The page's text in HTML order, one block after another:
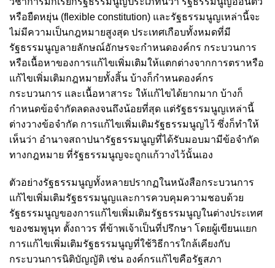
หรือยืดหยุ่น (flexible constitution) และรัฐธรรมนูญเหล่านี้จะ
ไม่มีความเป็นกฎหมายสูงสุด ประเทศเกือบทั้งหมดที่มี
รัฐธรรมนูญลายลักษณ์อักษรจะกำหนดองค์กร กระบวนการ
หรือเนื้อหาของการแก้ไขเพิ่มเติมให้แตกต่างจากการตราหรือ
แก้ไขเพิ่มเติมกฎหมายทั้งสิ้น บ้างก็กำหนดองค์กร
กระบวนการ และเนื้อหาสาระ ให้แก้ไขได้ยากมาก บ้างก็
กำหนดข้อจำกัดลดลงจนถึงน้อยที่สุด แต่รัฐธรรมนูญเหล่านี้
ต่างวางข้อจำกัด การแก้ไขเพิ่มเติมรัฐธรรมนูญไว้ ซึ่งก็ทำให้
เห็นว่า อำนาจสถาปนารัฐธรรมนูญที่ได้รับมอบมามีข้อจำกัด
ทางกฎหมาย ที่รัฐธรรมนูญจะถูกแก้วางไว้นั้นเอง
ตัวอย่างรัฐธรรมนูญทั้งหลายปรากฏในหนังสือกระบวนการ
แก้ไขเพิ่มเติมรัฐธรรมนูญและการควบคุมความชอบด้วย
รัฐธรรมนูญของการแก้ไขเพิ่มเติมรัฐธรรมนูญในต่างประเทศ
ของชมพูนุท ตั้งถาวร ที่ข้าพเจ้าเป็นที่ปรึกษา โดยผู้เขียนแยก
การแก้ไขเพิ่มเติมรัฐธรรมนูญที่ใช้วิธีการใกล้เคียงกับ
กระบวนการนิติบัญญัติ เช่น องค์กรแก้ไขคือรัฐสภา